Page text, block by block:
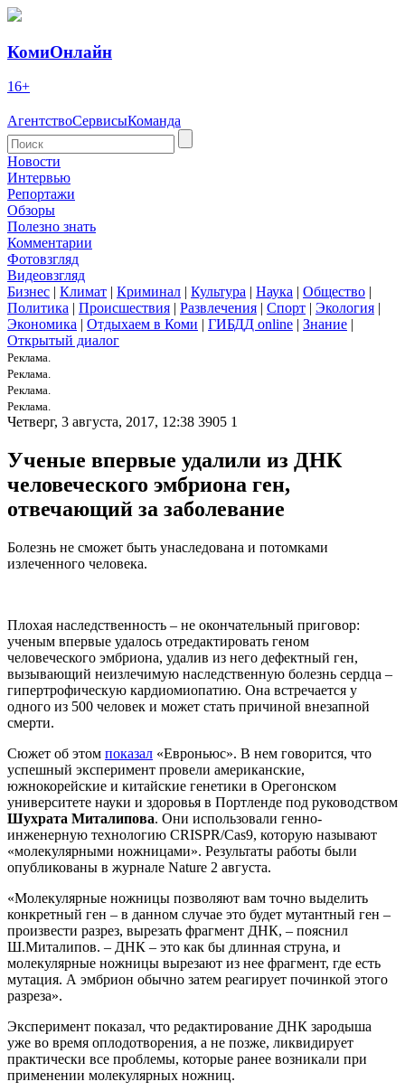
КомиОнлайн
16+
АгентствоСервисыКоманда
Новости
Интервью
Репортажи
Обзоры
Полезно знать
Комментарии
Фотовзгляд
Видеовзгляд
Бизнес | Климат | Криминал | Культура | Наука | Общество |
Политика | Происшествия | Развлечения | Спорт | Экология |
Экономика | Отдыхаем в Коми | ГИБДД online | Знание |
Открытый диалог
Реклама.
Реклама.
Реклама.
Реклама.
Четверг, 3 августа, 2017, 12:38 3905 1
Ученые впервые удалили из ДНК
человеческого эмбриона ген,
отвечающий за заболевание
Болезнь не сможет быть унаследована и потомками
излеченного человека.
Плохая наследственность – не окончательный приговор:
ученым впервые удалось отредактировать геном
человеческого эмбриона, удалив из него дефектный ген,
вызывающий неизлечимую наследственную болезнь сердца –
гипертрофическую кардиомиопатию. Она встречается у
одного из 500 человек и может стать причиной внезапной
смерти.
Сюжет об этом показал «Евроньюс». В нем говорится, что
успешный эксперимент провели американские,
южнокорейские и китайские генетики в Орегонском
университете науки и здоровья в Портленде под руководством
Шухрата Миталипова. Они использовали генно-
инженерную технологию CRISPR/Cas9, которую называют
«молекулярными ножницами». Результаты работы были
опубликованы в журнале Nature 2 августа.
«Молекулярные ножницы позволяют вам точно выделить
конкретный ген – в данном случае это будет мутантный ген –
произвести разрез, вырезать фрагмент ДНК, – пояснил
Ш.Миталипов. – ДНК – это как бы длинная струна, и
молекулярные ножницы вырезают из нее фрагмент, где есть
мутация. А эмбрион обычно затем реагирует починкой этого
разреза».
Эксперимент показал, что редактирование ДНК зародыша
уже во время оплодотворения, а не позже, ликвидирует
практически все проблемы, которые ранее возникали при
применении молекулярных ножниц.